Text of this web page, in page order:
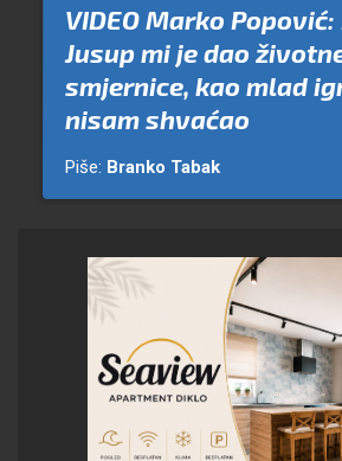
VIDEO Marko
Jusup mi je dao
smjernice, kao mlad
nisam shvaćao
Piše: Branko Tabak